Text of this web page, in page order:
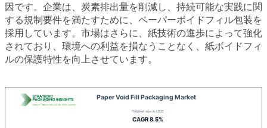
因です。企業は、炭素排出量を削減し、持続可能な実践に関
する規制要件を満たすために、ペーパーボイドフィル包装を
採用しています。市場はさらに、紙技術の進歩によって強化
されており、環境への利益を損なうことなく、紙ボイドフィ
ルの保護特性を向上させています。